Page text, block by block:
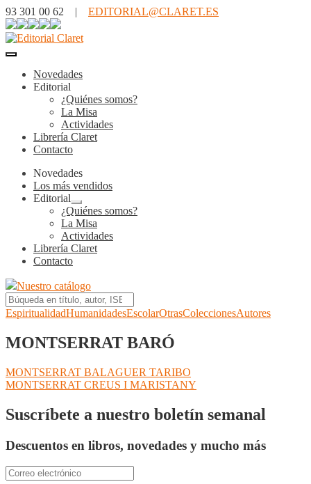
93 301 00 62 | EDITORIAL@CLARET.ES
Novedades
Editorial
¿Quiénes somos?
La Misa
Actividades
Librería Claret
Contacto
Novedades
Los más vendidos
Editorial
Expandir
el
menú
hijo
¿Quiénes somos?
La Misa
Actividades
Librería Claret
Contacto
Nuestro catálogo
EspiritualidadHumanidadesEscolarOtrasColeccionesAutores
MONTSERRAT BARÓ
Navegación
de
entradas
Anterior:
MONTSERRAT BALAGUER TARIBO
Siguiente:
MONTSERRAT CREUS I MARISTANY
Suscríbete a nuestro boletín semanal
Descuentos en libros, novedades y mucho más